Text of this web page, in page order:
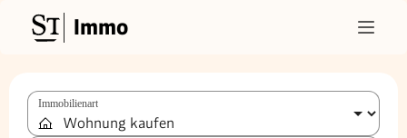
Immo
Immobilienart